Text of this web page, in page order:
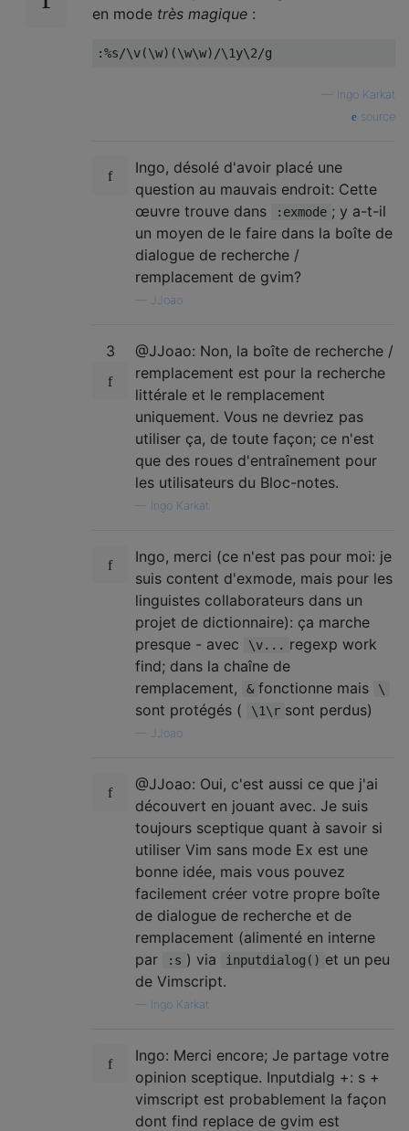
en mode très magique :
:%s/\v(\w)(\w\w)/\1y\2/g
Ingo Karkat
source
Ingo, désolé d'avoir placé une
question au mauvais endroit: Cette
œuvre trouve dans
:exmode ; y a-t-il
un moyen de le faire dans la boîte de
dialogue de recherche /
remplacement de gvim?
JJoao
3
@JJoao: Non, la boîte de recherche /
remplacement est pour la recherche
littérale et le remplacement
uniquement. Vous ne devriez pas
utiliser ça, de toute façon; ce n'est
que des roues d'entraînement pour
les utilisateurs du Bloc-notes.
Ingo Karkat
Ingo, merci (ce n'est pas pour moi: je
suis content d'exmode, mais pour les
linguistes collaborateurs dans un
projet de dictionnaire): ça marche
presque - avec
\v... regexp work
find; dans la chaîne de
remplacement,
& fonctionne mais \
sont protégés ( \1\r sont perdus)
JJoao
@JJoao: Oui, c'est aussi ce que j'ai
découvert en jouant avec. Je suis
toujours sceptique quant à savoir si
utiliser Vim sans mode Ex est une
bonne idée, mais vous pouvez
facilement créer votre propre boîte
de dialogue de recherche et de
remplacement (alimenté en interne
par
:s ) via inputdialog() et un peu
de Vimscript.
Ingo Karkat
Ingo: Merci encore; Je partage votre
opinion sceptique. Inputdialg +: s +
vimscript est probablement la façon
dont find replace de gvim est